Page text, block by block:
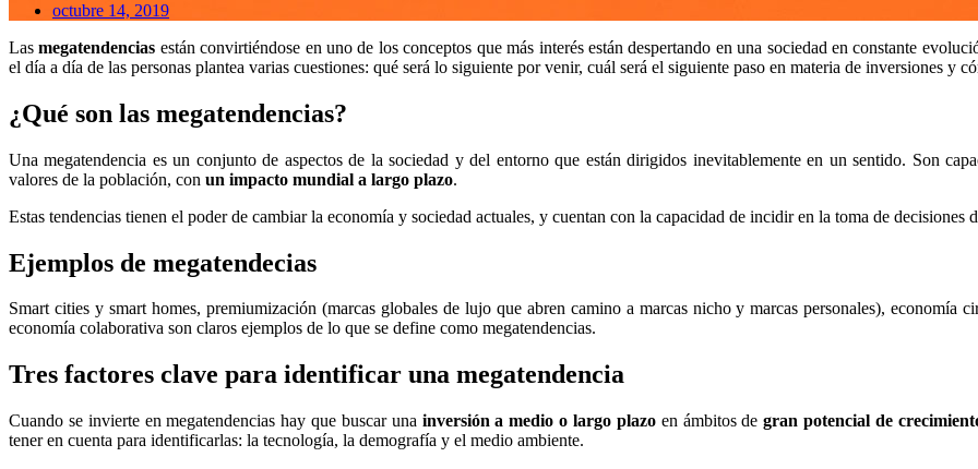
octubre 14, 2019
Lasmegatendencias están convirtiéndose en uno de los conceptos que más interés están despertando en una sociedad en constante
el día a día de las personas plantea varias cuestiones: qué será lo siguiente por venir, cuál será el siguiente paso en materia de inversiones y
¿Qué son las megatendencias?
Una megatendencia es un conjunto de aspectos de la sociedad y del entorno que están dirigidos inevitablemente en un sentido. Son
valores de la población, con un impacto mundial a largo plazo.
Estas tendencias tienen el poder de cambiar la economía y sociedad actuales, y cuentan con la capacidad de incidir en la toma de decisiones
Ejemplos de megatendecias
Smart cities y smart homes, premiumización (marcas globales de lujo que abren camino a marcas nicho y marcas personales),
economía colaborativa son claros ejemplos de lo que se define como megatendencias.
Tres factores clave para identificar una megatendencia
Cuando se invierte en megatendencias hay que buscar una inversión a medio o largo plazoen ámbitos degran potencial de
tener en cuenta para identificarlas: la tecnología, la demografía y el medio ambiente.